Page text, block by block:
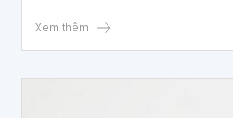
Xem thêm